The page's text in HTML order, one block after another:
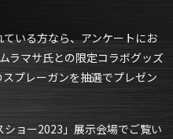
いる方なら、アンケートにお
ラマサ氏との限定コラボグッズ
プレーガンを抽選でプレゼン
ョー2023」展示会場でご覧い